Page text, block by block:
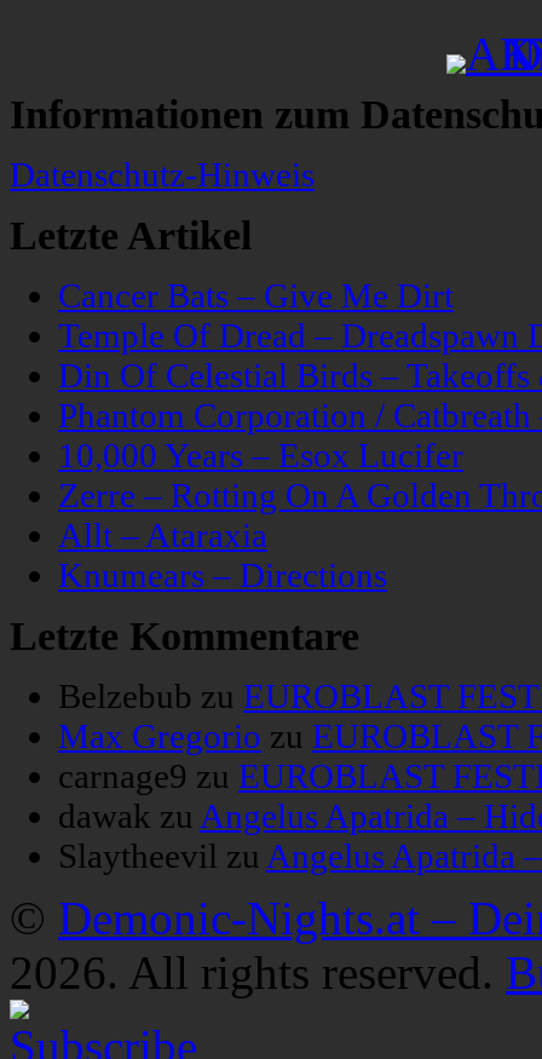
Informationen zum
Datenschutz-Hinweis
Letzte Artikel
Cancer Bats – Give Me Dirt
Temple Of Dread – Dreadspawn
Din Of Celestial Birds –
Phantom Corporation /
10,000 Years – Esox Lucifer
Zerre – Rotting On A Golden
Allt – Ataraxia
Knumears – Directions
Letzte Kommentare
Belzebub zu EUROBLAST
Max Gregorio zu EUROBLAST
carnage9 zu EUROBLAST
dawak zu Angelus Apatrida –
Slaytheevil zu Angelus Apatrida
© Demonic-Nights.at –
2026. All rights reserved.